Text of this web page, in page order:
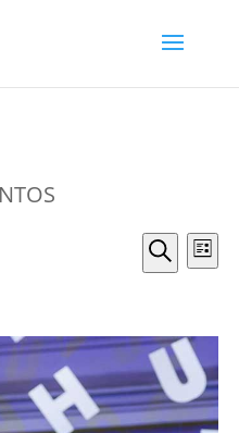
de
y
vistas
de
Buscarde
Lista